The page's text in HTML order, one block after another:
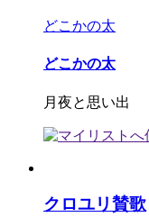
どこかの太
どこかの太
月夜と思い出
クロユリ賛歌